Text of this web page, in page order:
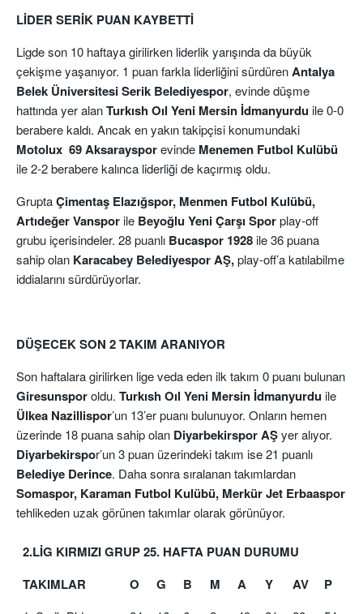
LİDER SERİK PUAN KAYBETTİ
Ligde son 10 haftaya girilirken liderlik yarışında da büyük
çekişme yaşanıyor. 1 puan farkla liderliğini sürdürenAntalya
Belek Üniversitesi Serik Belediyespor, evinde düşme
hattında yer alanTurkısh Oıl Yeni Mersin İdmanyurduile 0-0
berabere kaldı. Ancak en yakın takipçisi konumundaki
Motolux 69 Aksaraysporevinde Menemen Futbol Kulübü
ile 2-2 berabere kalınca liderliği de kaçırmış oldu.
GruptaÇimentaş Elazığspor, Menmen Futbol Kulübü,
Artıdeğer Vansporile Beyoğlu Yeni Çarşı Sporplay-off
grubu içerisindeler. 28 puanlı Bucaspor 1928ile 36 puana
sahip olan Karacabey Belediyespor AŞ,play-off’a katılabilme
iddialarını sürdürüyorlar.
DÜŞECEK SON 2 TAKIM ARANIYOR
Son haftalara girilirken lige veda eden ilk takım 0 puanı bulunan
Giresunsporoldu. Turkısh Oıl Yeni Mersin İdmanyurduile
Ülkea Nazillispor’un 13’er puanı bulunuyor. Onların hemen
üzerinde 18 puana sahip olan Diyarbekirspor AŞyer alıyor.
Diyarbekirspor’un 3 puan üzerindeki takım ise 21 puanlı
Belediye Derince. Daha sonra sıralanan takımlardan
Somaspor, Karaman Futbol Kulübü, Merkür Jet Erbaaspor
tehlikeden uzak görünen takımlar olarak görünüyor.
2.LİG KIRMIZI GRUP 25. HAFTA PUAN DURUMU
TAKIMLAR
O G B M A Y AV P